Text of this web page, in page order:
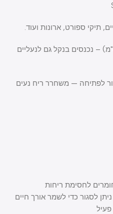
תיקי ספורט, ארונות ועוד.
בגודל קומפקטי (כ־3.8 ס"מ) – נכנסים בנקל גם לנעליים
לפתיחה — משחרר ריח נעים
לסגור כדי לשמר אורך חיים